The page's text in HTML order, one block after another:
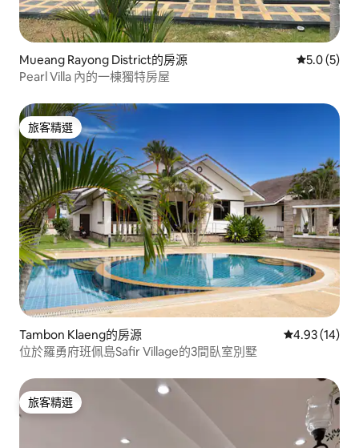
Mueang Rayong District的房源 從 5 則評
5.0 (5)
Pearl Villa 內的一棟獨特房屋
旅客精選
旅客精選
Tambon Klaeng的房源 從 14 則評價
4.93 (14)
位於羅勇府班佩島Safir Village的3間臥室別墅
旅客精選
旅客精選